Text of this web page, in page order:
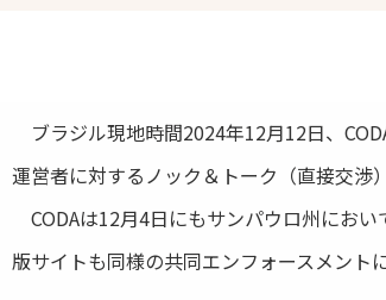
ブラジル現地時間2024年12月12日、
運営者に対するノック＆トーク（直接交渉
CODAは12月4日にもサンパウロ州にお
版サイトも同様の共同エンフォースメント